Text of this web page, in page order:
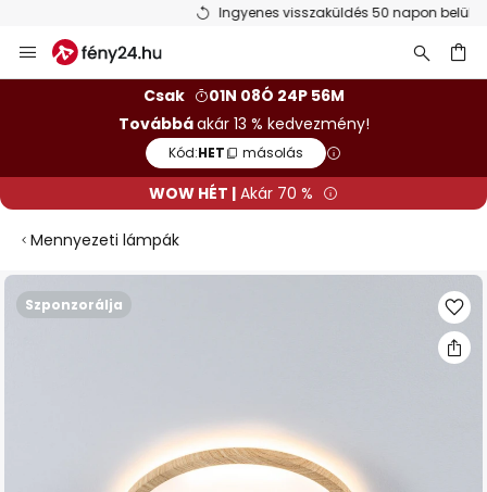
Ingyenes visszaküldés 50 napon belül
Ugrás
a
Csak
01N 08Ó 24P 56M
Továbbáakár 13 % kedvezmény!
Kód:HET másolás
WOW HÉT | Akár 70 %
Mennyezeti lámpák
Szponzorálja
Ugrás